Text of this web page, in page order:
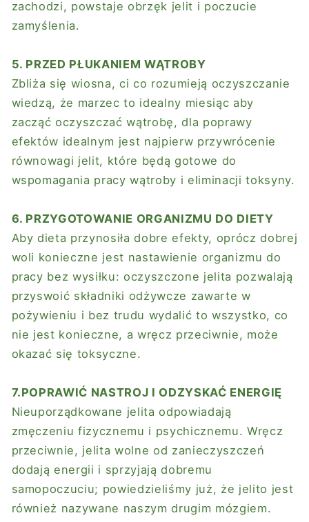
zachodzi, powstaje obrzęk jelit i poczucie
zamyślenia.
5. PRZED PŁUKANIEM WĄTROBY
Zbliża się wiosna, ci co rozumieją oczyszczanie
wiedzą, że marzec to idealny miesiąc aby
zacząć oczyszczać wątrobę, dla poprawy
efektów idealnym jest najpierw przywrócenie
równowagi jelit, które będą gotowe do
wspomagania pracy wątroby i eliminacji toksyny.
6. PRZYGOTOWANIE ORGANIZMU DO DIETY
Aby dieta przynosiła dobre efekty, oprócz dobrej
woli konieczne jest nastawienie organizmu do
pracy bez wysiłku: oczyszczone jelita pozwalają
przyswoić składniki odżywcze zawarte w
pożywieniu i bez trudu wydalić to wszystko, co
nie jest konieczne, a wręcz przeciwnie, może
okazać się toksyczne.
7.POPRAWIĆ NASTROJ I ODZYSKAĆ ​​ENERGIĘ
Nieuporządkowane jelita odpowiadają
zmęczeniu fizycznemu i psychicznemu. Wręcz
przeciwnie, jelita wolne od zanieczyszczeń
dodają energii i sprzyjają dobremu
samopoczuciu; powiedzieliśmy już, że jelito jest
również nazywane naszym drugim mózgiem.